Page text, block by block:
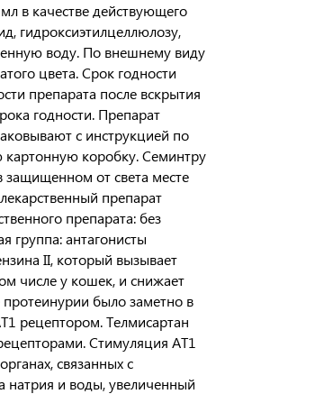
в качестве действующего
гидроксиэтилцеллюлозу,
воду. По внешнему виду
цвета. Срок годности
препарата после вскрытия
годности. Препарат
с инструкцией по
коробку. Семинтру
защищенном от света месте
препарат
препарата: без
группа: антагонисты
II, который вызывает
числе у кошек, и снижает
было заметно в
рецептором. Телмисартан
Стимуляция AT1
связанных с
натрия и воды, увеличенный